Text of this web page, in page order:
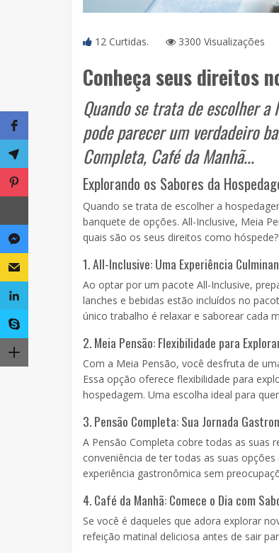
12 Curtidas. 3300 Visualizações
Conheça seus direitos
Quando se trata de escolher
pode parecer um verdadeiro
Completa, Café da Manhã...
Explorando os Sabores da
Quando se trata de escolher a
banquete de opções. All-Inclusive, Meia
quais são os seus direitos como
1. All-Inclusive: Uma Experiência
Ao optar por um pacote All-Inclusive,
lanches e bebidas estão incluídos no
único trabalho é relaxar e saborear cada
2. Meia Pensão: Flexibilidade para
Com a Meia Pensão, você desfruta de
Essa opção oferece flexibilidade para
hospedagem. Uma escolha ideal para
3. Pensão Completa: Sua Jornada
A Pensão Completa cobre todas as suas
conveniência de ter todas as suas
experiência gastronômica sem
4. Café da Manhã: Comece o Dia com
Se você é daqueles que adora explorar
refeição matinal deliciosa antes de sair